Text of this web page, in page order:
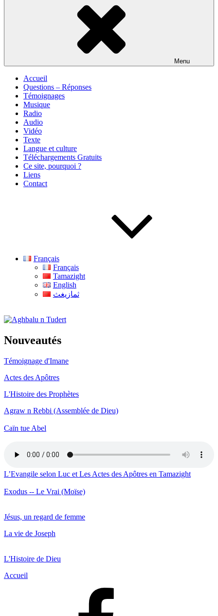
Menu
Accueil
Questions – Réponses
Témoignages
Musique
Radio
Audio
Vidéo
Texte
Langue et culture
Téléchargements Gratuits
Ce site, pourquoi ?
Liens
Contact
Français
Français
Tamazight
English
ثمازيغث
Aghbalu n Tudert
Nouveautés
Témoignage d'Imane
Actes des Apôtres
L'Histoire des Prophètes
Agraw n Rebbi (Assemblée de Dieu)
Caïn tue Abel
L’Evangile selon Luc et Les Actes des Apôtres en Tamazight
Exodus -- Le Vrai (Moïse)
Jésus, un regard de femme
La vie de Joseph
L'Histoire de Dieu
Accueil